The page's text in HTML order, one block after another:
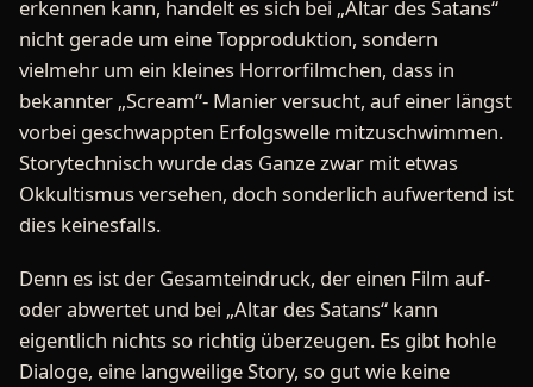
erkennen kann, handelt es sich bei „Altar des Satans“
nicht gerade um eine Topproduktion, sondern
vielmehr um ein kleines Horrorfilmchen, dass in
bekannter „Scream“- Manier versucht, auf einer längst
vorbei geschwappten Erfolgswelle mitzuschwimmen.
Storytechnisch wurde das Ganze zwar mit etwas
Okkultismus versehen, doch sonderlich aufwertend ist
dies keinesfalls.
Denn es ist der Gesamteindruck, der einen Film auf-
oder abwertet und bei „Altar des Satans“ kann
eigentlich nichts so richtig überzeugen. Es gibt hohle
Dialoge, eine langweilige Story, so gut wie keine